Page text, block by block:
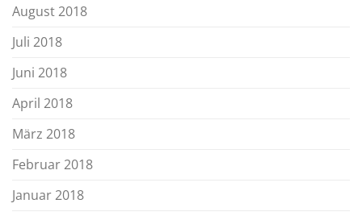
August 2018
Juli 2018
Juni 2018
April 2018
März 2018
Februar 2018
Januar 2018